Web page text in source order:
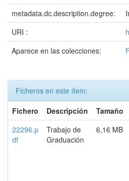
metadata.dc.description.degree:
URI :
Aparece en las colecciones:
Ficheros en este ítem:
Fichero
Descripción Tamaño
22296.p
df
Trabajo de
Graduación
6,16 MB